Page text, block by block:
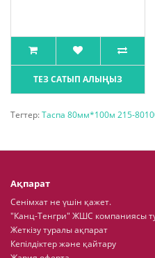
ТЕЗ САТЫП АЛЫҢЫЗ
Тегтер:Таспа 80мм*100м 215-
Ақпарат
Сенімхат не үшін қажет.
"Канц-Тенгри" ЖШС компаниясы
Жеткізу туралы ақпарат
Кепілдіктер және қайтару